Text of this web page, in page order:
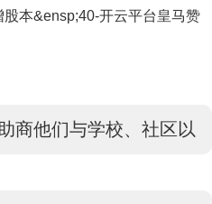
本&ensp;40-开云平台皇马赞
商他们与学校、社区以